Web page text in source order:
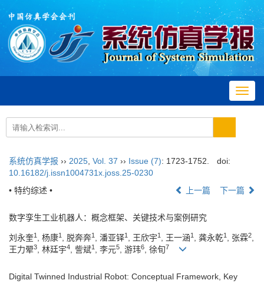
系统仿真学报 ›› 2025 Vol. 37 ›› Issue (7): 1723-1752.
doi:
10.16182/j.issn1004731x.joss.25-0230
• 特约综述 •
上一篇 下一篇
数字孪生工业机器人：概念框架、关键技术与案例研究
刘永奎1 , 杨康1 , 脱奔奔1 , 潘亚铎1 , 王欣宇1 , 王一涵1 , 龚永乾1 , 张霖2,
王力翚3, 林廷宇4, 訾斌1 , 李元5, 游玮6, 徐旬7
Digital Twinned Industrial Robot: Conceptual Framework, Key